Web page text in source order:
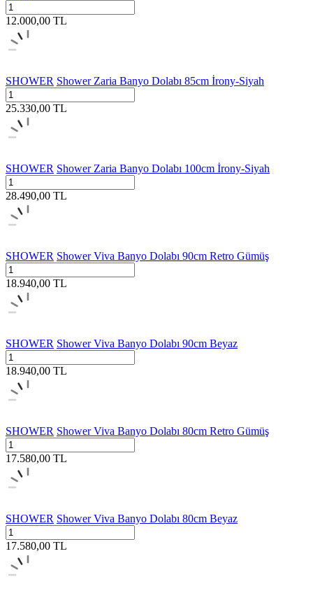
12.000,00 TL
SHOWER Shower Zaria Banyo Dolabı 85cm İrony-Siyah
25.330,00 TL
SHOWER Shower Zaria Banyo Dolabı 100cm İrony-Siyah
28.490,00 TL
SHOWER Shower Viva Banyo Dolabı 90cm Retro Gümüş
18.940,00 TL
SHOWER Shower Viva Banyo Dolabı 90cm Beyaz
18.940,00 TL
SHOWER Shower Viva Banyo Dolabı 80cm Retro Gümüş
17.580,00 TL
SHOWER Shower Viva Banyo Dolabı 80cm Beyaz
17.580,00 TL